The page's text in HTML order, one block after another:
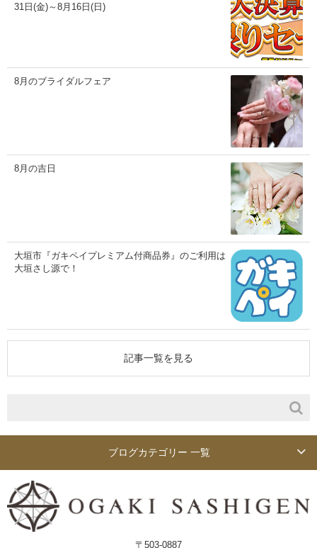
31日(金)～8月16日(日)
8月のブライダルフェア
8月の吉日
大垣市『ガキペイプレミアム付商品券』のご利用は
大垣さし源で！
記事一覧を見る
ブログカテゴリー 一覧
〒503-0887